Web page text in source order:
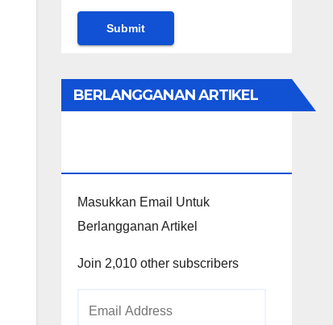
BERLANGGANAN ARTIKEL
Masukkan Email Untuk
Berlangganan Artikel
Join 2,010 other subscribers